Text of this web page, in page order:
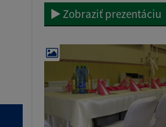
Zobraziť prezentáciu